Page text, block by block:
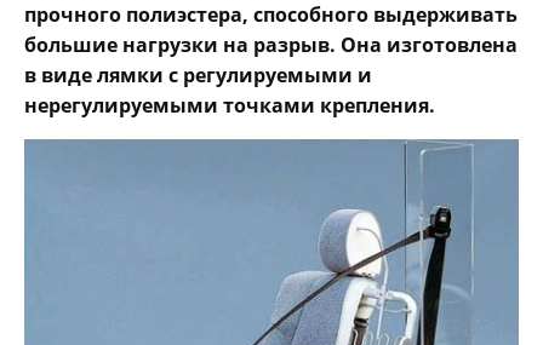
прочного полиэстера, способного выдерживать
большие нагрузки на разрыв. Она изготовлена
в виде лямки с регулируемыми и
нерегулируемыми точками крепления.